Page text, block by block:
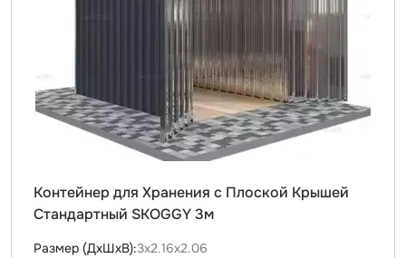
Контейнер для Хранения с Плоской Крышей
Стандартный SKOGGY 3м
Размер (ДxШxВ):3х2.16х2.06